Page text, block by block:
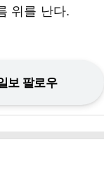
위를 난다.
보 팔로우